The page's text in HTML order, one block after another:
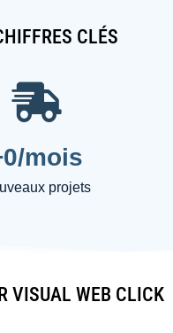
CLÉS
projets
0/mois
VISUAL WEB CLICK